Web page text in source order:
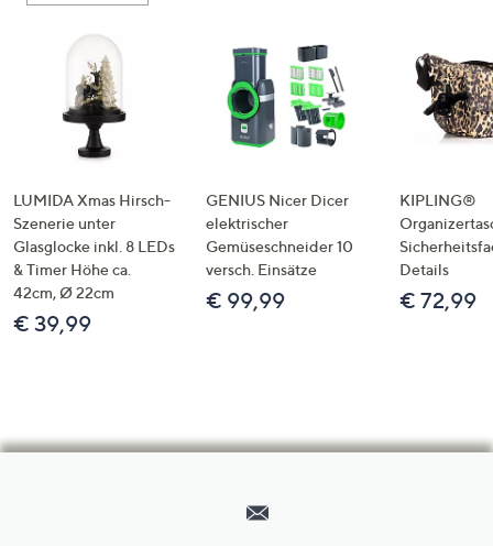
LUMIDA Xmas Hirsch-
Szenerie unter
Glasglocke inkl. 8 LEDs
& Timer Höhe ca.
42cm, Ø 22cm
€ 39,99
GENIUS Nicer Dicer
elektrischer
Gemüseschneider 10
versch. Einsätze
€ 99,99
KIPLING®
Details
€ 72,99